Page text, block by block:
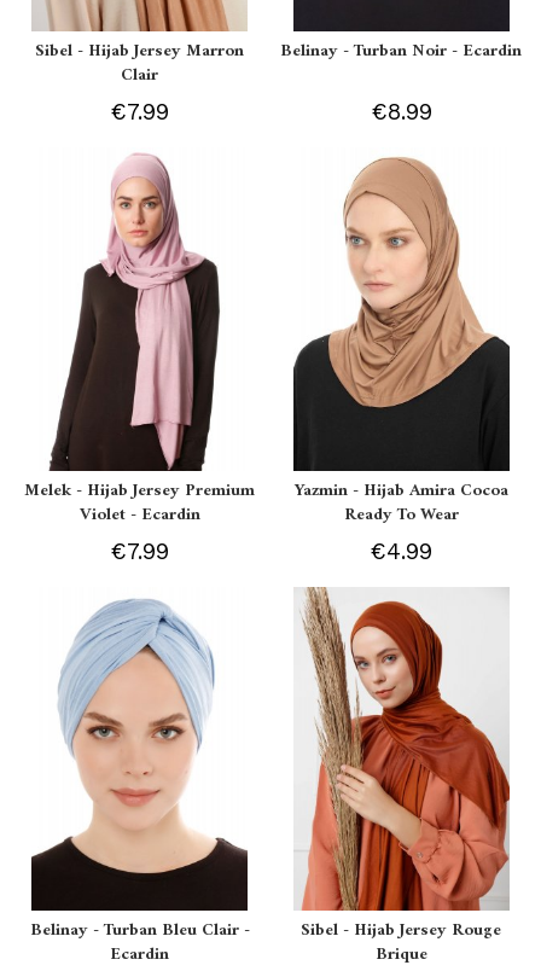
Sibel - Hijab Jersey Marron
Clair
€7.99
Belinay - Turban Noir - Ecardin
€8.99
Melek - Hijab Jersey Premium
Violet - Ecardin
€7.99
Yazmin - Hijab Amira Cocoa
Ready To Wear
€4.99
Belinay - Turban Bleu Clair -
Ecardin
Sibel - Hijab Jersey Rouge
Brique